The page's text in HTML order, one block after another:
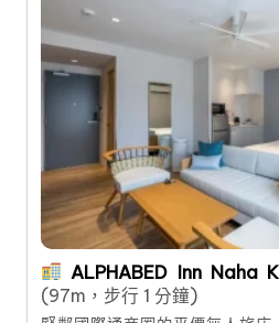
ALPHABED Inn Naha
(97m，步行 1 分鐘)